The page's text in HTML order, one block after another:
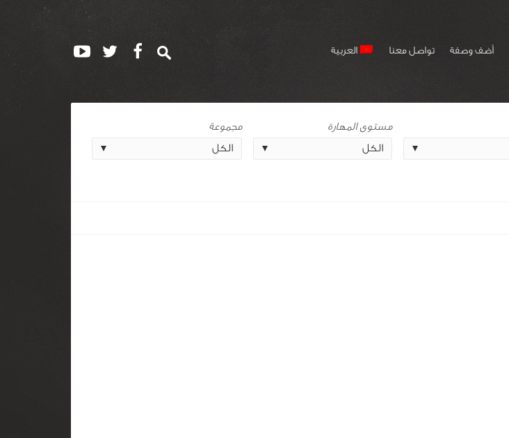
أضف وصفة تواصل معنا العربية
مستوى المهارة
مجموعة